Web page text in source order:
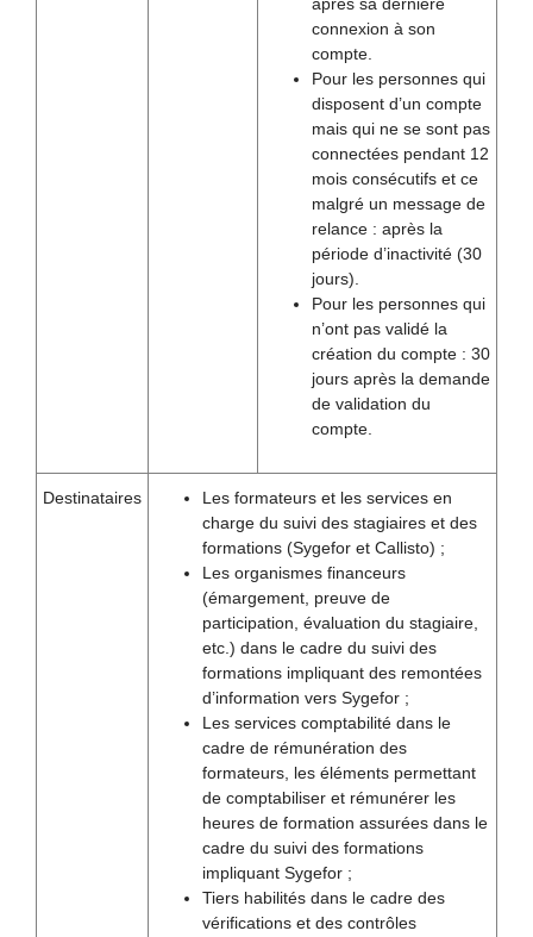
connexion à son
compte.
Pour les personnes qui
disposent d’un compte
mais qui ne se sont pas
connectées pendant 12
mois consécutifs et ce
malgré un message de
relance : après la
période d’inactivité (30
jours).
Pour les personnes qui
n’ont pas validé la
création du compte : 30
jours après la demande
de validation du
compte.
Destinataires
Les formateurs et les services en
charge du suivi des stagiaires et des
formations (Sygefor et Callisto) ;
Les organismes financeurs
(émargement, preuve de
participation, évaluation du stagiaire,
etc.) dans le cadre du suivi des
formations impliquant des remontées
d’information vers Sygefor ;
Les services comptabilité dans le
cadre de rémunération des
formateurs, les éléments permettant
de comptabiliser et rémunérer les
heures de formation assurées dans le
cadre du suivi des formations
impliquant Sygefor ;
Tiers habilités dans le cadre des
vérifications et des contrôles